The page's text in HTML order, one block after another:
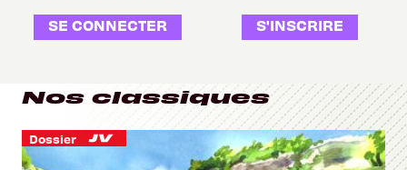
SE CONNECTER S'INSCRIRE
Nos classiques
Dossier